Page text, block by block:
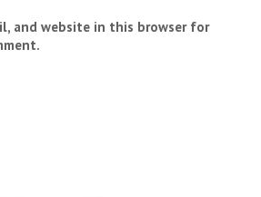
and website in this browser for